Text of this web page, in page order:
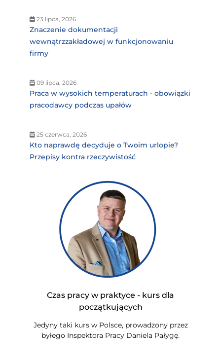
23 lipca, 2026
Znaczenie dokumentacji
wewnątrzzakładowej w funkcjonowaniu
firmy
09 lipca, 2026
Praca w wysokich temperaturach - obowiązki
pracodawcy podczas upałów
25 czerwca, 2026
Kto naprawdę decyduje o Twoim urlopie?
Przepisy kontra rzeczywistość
Czas pracy w praktyce - kurs dla
początkujących
Jedyny taki kurs w Polsce, prowadzony przez
byłego Inspektora Pracy Daniela Pałygę.